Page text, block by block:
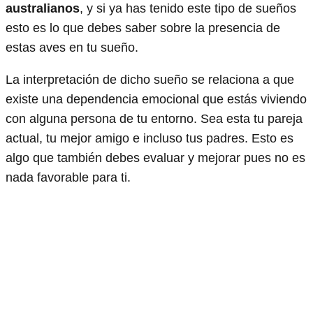
australianos, y si ya has tenido este tipo de sueños
esto es lo que debes saber sobre la presencia de
estas aves en tu sueño.
La interpretación de dicho sueño se relaciona a que
existe una dependencia emocional que estás viviendo
con alguna persona de tu entorno. Sea esta tu pareja
actual, tu mejor amigo e incluso tus padres. Esto es
algo que también debes evaluar y mejorar pues no es
nada favorable para ti.